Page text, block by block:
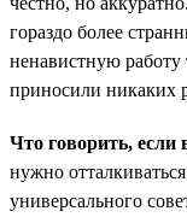
гораздо более
ненавистную работу
приносили никаких
Что говорить, если
нужно
универсального